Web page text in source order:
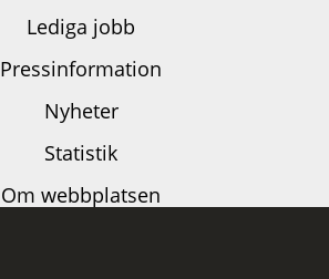
Lediga jobb
Pressinformation
Nyheter
Statistik
Om webbplatsen